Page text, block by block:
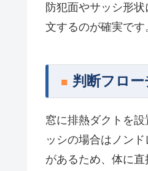
防犯面やサッシ形
文するのが確実です
判断フロー
窓に排熱ダクトを
ッシの場合はノン
があるため、体に